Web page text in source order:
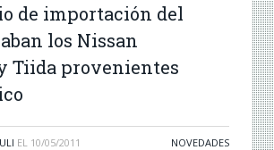
de importación del
los Nissan
Tiida provenientes
EL 10/05/2011 NOVEDADES